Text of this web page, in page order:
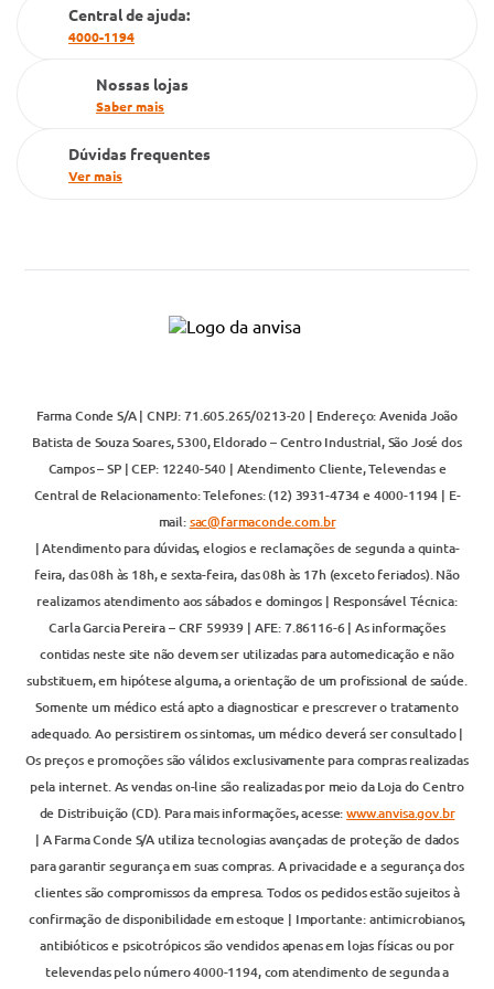
Cartão Grupo Conde
Televendas
Central de ajuda:
4000-1194
Nossas lojas
Saber mais
Dúvidas frequentes
Ver mais
Farma Conde S/A | CNPJ: 71.605.265/0213-20 | Endereço: Avenida João
Batista de Souza Soares, 5300, Eldorado – Centro Industrial, São José dos
Campos – SP | CEP: 12240-540 | Atendimento Cliente, Televendas e
Central de Relacionamento: Telefones: (12) 3931-4734 e 4000-1194 | E-
mail:sac@farmaconde.com.br
| Atendimento para dúvidas, elogios e reclamações de segunda a quinta-
feira, das 08h às 18h, e sexta-feira, das 08h às 17h (exceto feriados). Não
realizamos atendimento aos sábados e domingos | Responsável Técnica:
Carla Garcia Pereira – CRF 59939 | AFE: 7.86116-6 | As informações
contidas neste site não devem ser utilizadas para automedicação e não
substituem, em hipótese alguma, a orientação de um profissional de saúde.
Somente um médico está apto a diagnosticar e prescrever o tratamento
adequado. Ao persistirem os sintomas, um médico deverá ser consultado |
Os preços e promoções são válidos exclusivamente para compras realizadas
pela internet. As vendas on-line são realizadas por meio da Loja do Centro
de Distribuição (CD). Para mais informações, acesse:www.anvisa.gov.br
| A Farma Conde S/A utiliza tecnologias avançadas de proteção de dados
para garantir segurança em suas compras. A privacidade e a segurança dos
clientes são compromissos da empresa. Todos os pedidos estão sujeitos à
confirmação de disponibilidade em estoque | Importante: antimicrobianos,
antibióticos e psicotrópicos são vendidos apenas em lojas físicas ou por
televendas pelo número 4000-1194, com atendimento de segunda a